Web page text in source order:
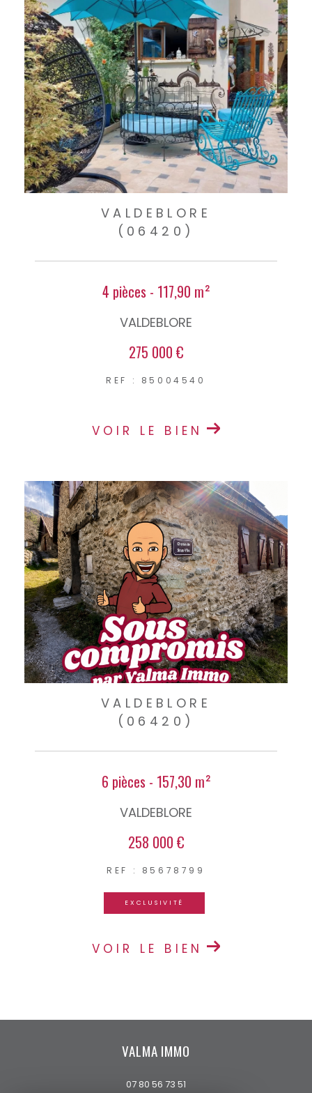
VALDEBLORE
(06420)
4 pièces - 117,90 m²
VALDEBLORE
275 000 €
REF : 85004540
VOIR LE BIEN
VALDEBLORE
(06420)
6 pièces - 157,30 m²
VALDEBLORE
258 000 €
REF : 85678799
EXCLUSIVITÉ
VOIR LE BIEN
VALMA IMMO
07 80 56 73 51